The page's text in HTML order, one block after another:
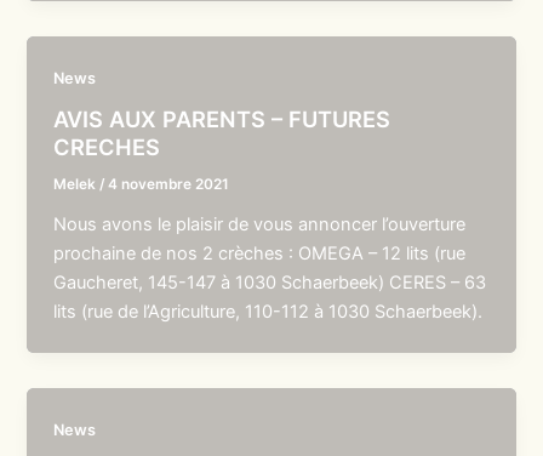
News
AVIS AUX PARENTS – FUTURES
CRECHES
Melek /4 novembre 2021
Nous avons le plaisir de vous annoncer l’ouverture
prochaine de nos 2 crèches : OMEGA – 12 lits (rue
Gaucheret, 145-147 à 1030 Schaerbeek) CERES – 63
lits (rue de l’Agriculture, 110-112 à 1030 Schaerbeek).
News